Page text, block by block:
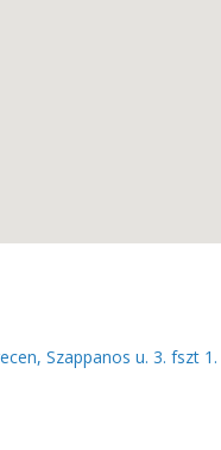
Szappanos u. 3. fszt 1.